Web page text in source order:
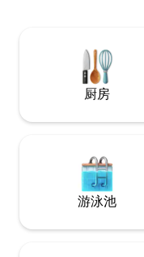
厨房
游泳池